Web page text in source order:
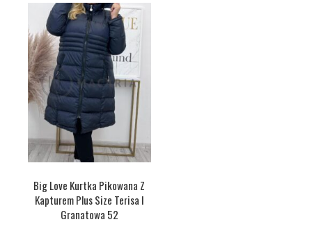
Big Love Kurtka Pikowana Z
Kapturem Plus Size Terisa I
Granatowa 52